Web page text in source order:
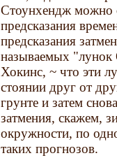
Стоунхендж можно
предсказания
предсказания
называемых "лунок
Хокинс, ~ что эти
стоянии друг от
грунте и затем
затмения, скажем,
окружности, по
таких прогнозов.